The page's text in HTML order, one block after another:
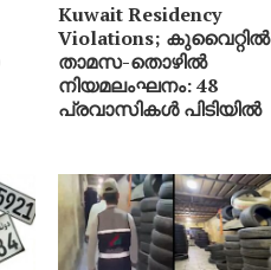
Kuwait Residency
Violations; കുവൈറ്റിൽ
താമസ-തൊഴിൽ
നിയമലംഘനം: 48
പ്രവാസികൾ പിടിയിൽ